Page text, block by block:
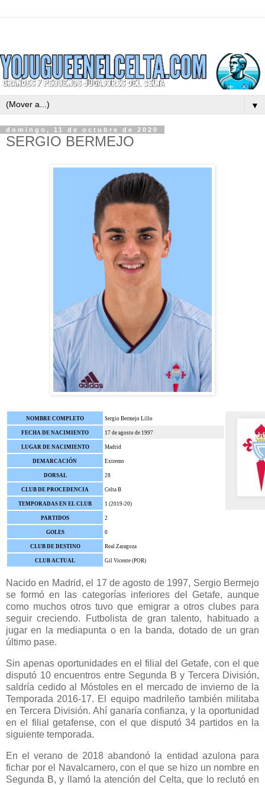
▼
domingo, 11 de octubre de 2020
SERGIO BERMEJO
NOMBRE COMPLETO Sergio Bermejo Lillo
FECHA DE NACIMIENTO 17 de agosto de 1997
LUGAR DE NACIMIENTO Madrid
DEMARCACIÓN Extremo
DORSAL 28
CLUB DE PROCEDENCIA Celta B
TEMPORADAS EN EL CLUB 1 (2019-20)
PARTIDOS 2
GOLES 0
CLUB DE DESTINO Real Zaragoza
CLUB ACTUAL Gil Vicente (POR)
Nacido en Madrid, el 17 de agosto de 1997, Sergio Bermejo
se formó en las categorías inferiores del Getafe, aunque
como muchos otros tuvo que emigrar a otros clubes para
seguir creciendo. Futbolista de gran talento, habituado a
jugar en la mediapunta o en la banda, dotado de un gran
último pase.
Sin apenas oportunidades en el filial del Getafe, con el que
disputó 10 encuentros entre Segunda B y Tercera División,
saldría cedido al Móstoles en el mercado de invierno de la
Temporada 2016-17. El equipo madrileño también militaba
en Tercera División. Ahí ganaría confianza, y la oportunidad
en el filial getafense, con el que disputó 34 partidos en la
siguiente temporada.
En el verano de 2018 abandonó la entidad azulona para
fichar por el Navalcarnero, con el que se hizo un nombre en
Segunda B, y llamó la atención del Celta, que lo reclutó en